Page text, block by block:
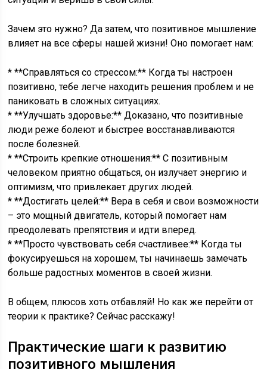
Зачем это нужно? Да затем, что позитивное мышление
влияет на все сферы нашей жизни! Оно помогает нам:
* **Справляться со стрессом:** Когда ты настроен
позитивно, тебе легче находить решения проблем и не
паниковать в сложных ситуациях.
* **Улучшать здоровье:** Доказано, что позитивные
люди реже болеют и быстрее восстанавливаются
после болезней.
* **Строить крепкие отношения:** С позитивным
человеком приятно общаться, он излучает энергию и
оптимизм, что привлекает других людей.
* **Достигать целей:** Вера в себя и свои возможности
– это мощный двигатель, который помогает нам
преодолевать препятствия и идти вперед.
* **Просто чувствовать себя счастливее:** Когда ты
фокусируешься на хорошем, ты начинаешь замечать
больше радостных моментов в своей жизни.
В общем, плюсов хоть отбавляй! Но как же перейти от
теории к практике? Сейчас расскажу!
Практические шаги к развитию
позитивного мышления